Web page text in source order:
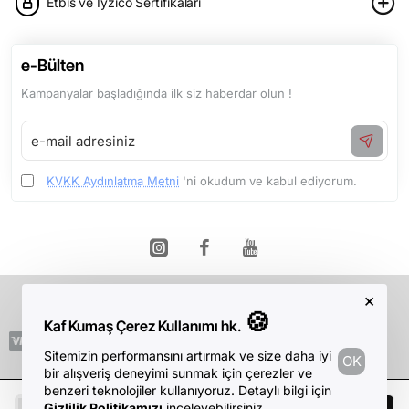
Kaf Kumaş Çerez Kullanımı hk. 🍪
Sitemizin performansını artırmak ve size daha iyi
bir alışveriş deneyimi sunmak için çerezler ve
benzeri teknolojiler kullanıyoruz. Detaylı bilgi için
×
OK
e-Bülten
Kampanyalar başladığında ilk siz haberdar olun !
e-
mail
adresiniz
KVKK Aydınlatma Metni 'ni okudum ve kabul ediyorum.